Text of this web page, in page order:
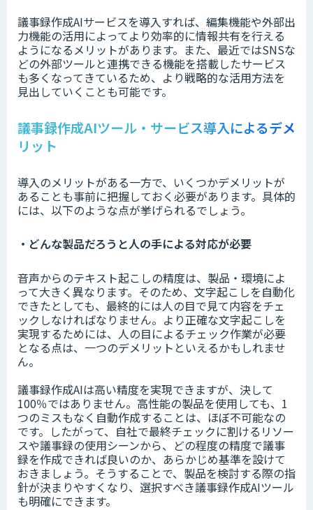
議事録作成AIサービスを導入すれば、編集機能や外部出
力機能の活用によってより効率的に情報共有を行える
ようになるメリットがあります。また、最近ではSNSな
どの外部ツールと連携できる機能を搭載したサービス
も多くなってきているため、より戦略的な活用方法を
見出していくことも可能です。
議事録作成AIツール・サービス導入によるデメ
リット
導入のメリットがある一方で、いくつかデメリットが
あることも事前に把握しておく必要があります。具体的
には、以下のような点が挙げられるでしょう。
・どんな製品だろうと人の手による対応が必要
音声からのテキスト起こしの精度は、製品・環境によ
って大きく異なります。そのため、文字起こしを自動化
できたとしても、最終的には人の目で見て内容をチェ
ックしなければなりません。より正確な文字起こしを
実現するためには、人の目によるチェック作業が必要
となる点は、一つのデメリットといえるかもしれませ
ん。
議事録作成AIは高い精度を実現できますが、決して
100％ではありません。高性能の製品を使用しても、1
つのミスもなく自動作成することは、ほぼ不可能なの
です。したがって、自社で最終チェックに割けるリソー
スや議事録の使用シーンから、どの程度の精度で議事
録を作成できれば良いのか、あらかじめ基準を設けて
おきましょう。そうすることで、製品を検討する際の指
針が決まりやすくなり、選択すべき議事録作成AIツール
も明確にできます。